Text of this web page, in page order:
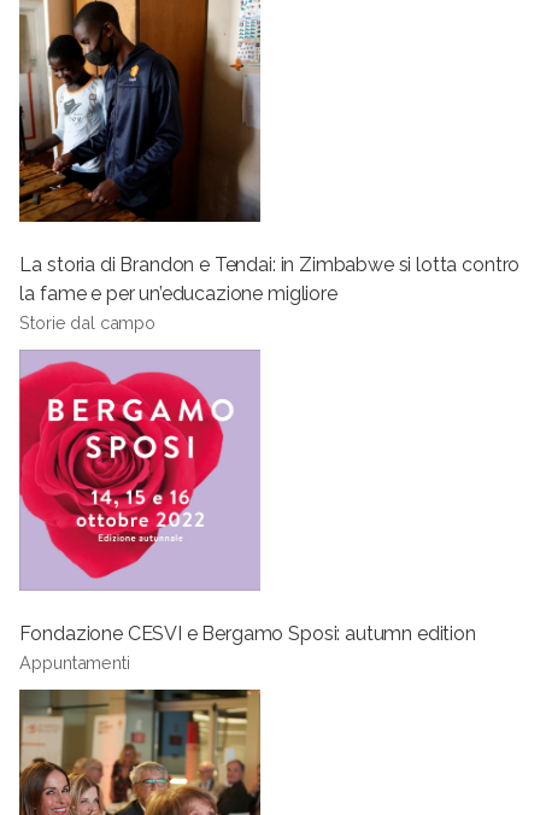
La storia di Brandon e Tendai: in Zimbabwe si lotta contro
la fame e per un’educazione migliore
Storie dal campo
Fondazione CESVI e Bergamo Sposi: autumn edition
Appuntamenti